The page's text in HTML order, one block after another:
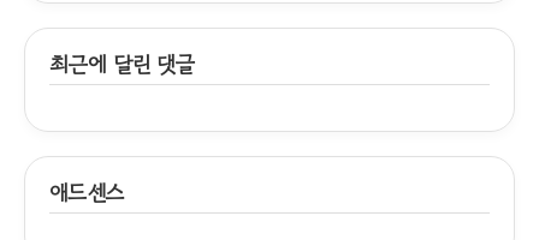
최근에 달린 댓글
애드센스